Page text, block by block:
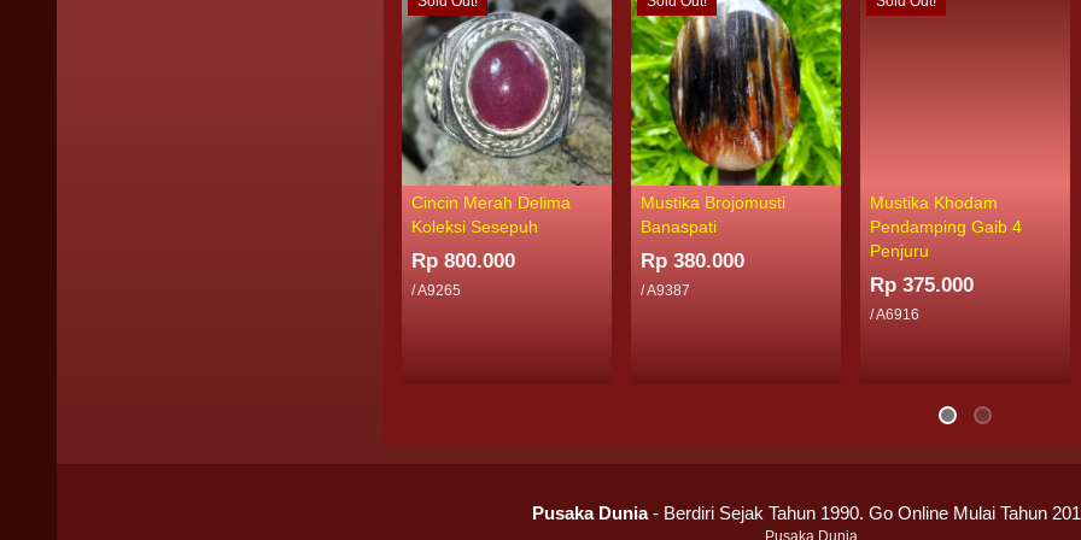
Cincin Merah Delima
Koleksi Sesepuh
Rp 800.000
/ A9265
Mustika Brojomusti
Banaspati
Rp 380.000
/ A9387
Mustika Khodam
Pendamping Gaib 4
Penjuru
Rp 375.000
/ A6916
Pusaka Dunia- Berdiri Sejak Tahun 1990. Go Online Mulai Tahun
Pusaka Dunia